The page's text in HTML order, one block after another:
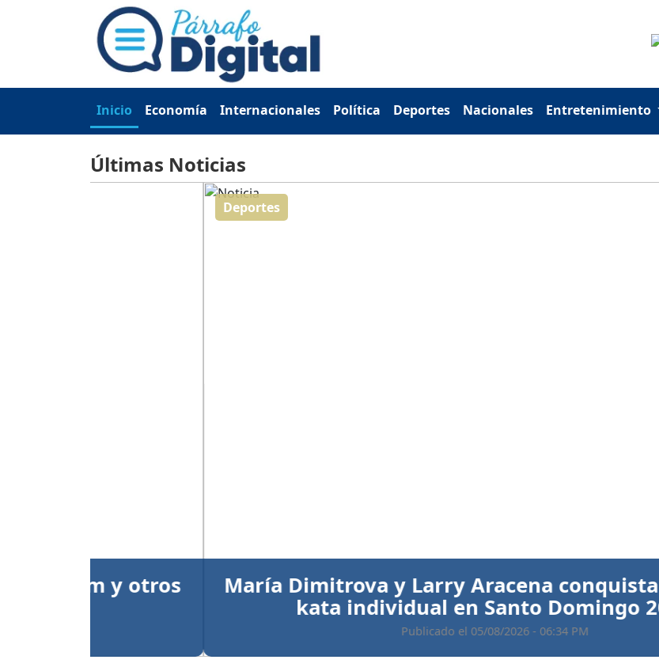
Inicio Economía Internacionales Política Deportes Nacionales Entretenimiento
Últimas Noticias
María Dimitrova y Larry Aracena conquistan el oro en
kata individual en Santo Domingo 2026
Publicado el 05/08/2026 - 06:34 PM